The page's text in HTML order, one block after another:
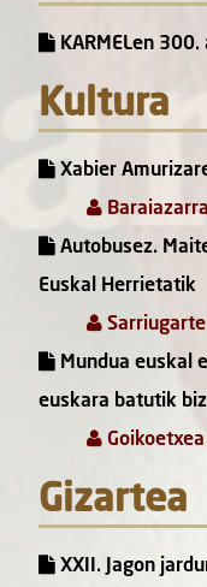
KARMELen
Kultura
Xabier
Autobusez.
Euskal Herrietatik
Mundua euskal
euskara batutik
Gizartea
XXII. Jagon